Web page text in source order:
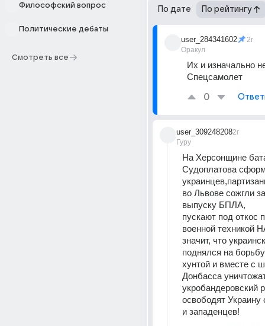
Философский вопрос
Политические дебаты
Смотреть все
По дате По рейтингу
user_284341602
Оракул
2г
Их и изначально
Спецсамолет
0
user_309248208
Гуру
2г
На Херсонщине
Судоплатова
во Львове сожгли
выпуску БПЛА,
пускают под откос
военной техникой
значит, что
поднялся на
хунтой и вместе с
Донбасса
укробандеровский
освободят Украину
и западенцев!